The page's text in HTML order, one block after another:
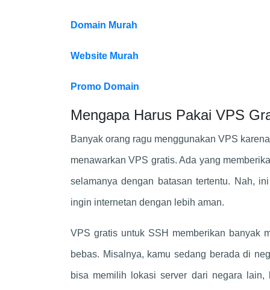
Domain Murah
Website Murah
Promo Domain
Mengapa Harus Pakai VPS
Banyak orang ragu menggunakan VPS
menawarkan VPS gratis. Ada yang
selamanya dengan batasan tertentu. Nah,
ingin internetan dengan lebih aman.
VPS gratis untuk SSH memberikan banyak
bebas. Misalnya, kamu sedang berada di
bisa memilih lokasi server dari negara